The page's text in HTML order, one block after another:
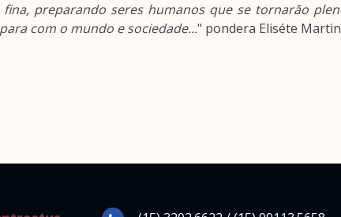
preparando seres humanos que se tornarão
com o mundo e sociedade..." pondera Eliséte